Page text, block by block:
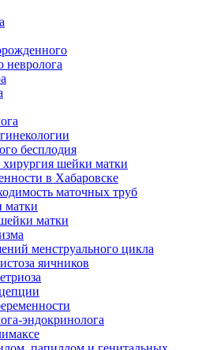
невролога
бесплодия
хирургия шейки матки
в Хабаровске
маточных труб
матки
матки
менструального цикла
яичников
эндокринолога